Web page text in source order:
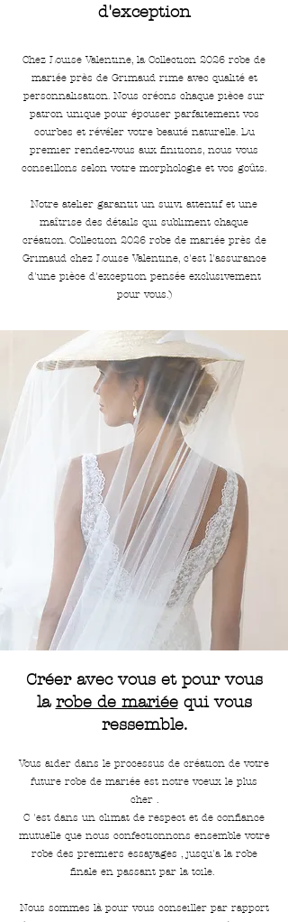
d'exception
Chez Louise Valentine, la Collection 2026 robe de
mariée près de Grimaud rime avec qualité et
personnalisation. Nous créons chaque pièce sur
patron unique pour épouser parfaitement vos
courbes et révéler votre beauté naturelle. Du
premier rendez-vous aux finitions, nous vous
conseillons selon votre morphologie et vos goûts.
Notre atelier garantit un suivi attentif et une
maîtrise des détails qui subliment chaque
création. Collection 2026 robe de mariée près de
Grimaud chez Louise Valentine, c'est l'assurance
d'une pièce d'exception pensée exclusivement
pour vous.)
Créer avec vous et pour vous
la robe de mariéequi vous
ressemble.
Vous aider dans le processus de création de votre
future robe de mariée est notre voeux le plus
cher .
C 'est dans un climat de respect et de confiance
mutuelle que nous confectionnons ensemble votre
robe des premiers essayages , jusqu'a la robe
finale en passant par la toile.
Nous sommes là pour vous conseiller par rapport